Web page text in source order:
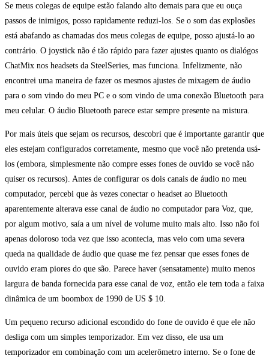
Se meus colegas de equipe estão falando alto demais para que eu ouça
passos de inimigos, posso rapidamente reduzi-los. Se o som das explosões
está abafando as chamadas dos meus colegas de equipe, posso ajustá-lo ao
contrário. O joystick não é tão rápido para fazer ajustes quanto os dialógos
ChatMix nos headsets da SteelSeries, mas funciona. Infelizmente, não
encontrei uma maneira de fazer os mesmos ajustes de mixagem de áudio
para o som vindo do meu PC e o som vindo de uma conexão Bluetooth para
meu celular. O áudio Bluetooth parece estar sempre presente na mistura.
Por mais úteis que sejam os recursos, descobri que é importante garantir que
eles estejam configurados corretamente, mesmo que você não pretenda usá-
los (embora, simplesmente não compre esses fones de ouvido se você não
quiser os recursos). Antes de configurar os dois canais de áudio no meu
computador, percebi que às vezes conectar o headset ao Bluetooth
aparentemente alterava esse canal de áudio no computador para Voz, que,
por algum motivo, saía a um nível de volume muito mais alto. Isso não foi
apenas doloroso toda vez que isso acontecia, mas veio com uma severa
queda na qualidade de áudio que quase me fez pensar que esses fones de
ouvido eram piores do que são. Parece haver (sensatamente) muito menos
largura de banda fornecida para esse canal de voz, então ele tem toda a faixa
dinâmica de um boombox de 1990 de US $ 10.
Um pequeno recurso adicional escondido do fone de ouvido é que ele não
desliga com um simples temporizador. Em vez disso, ele usa um
temporizador em combinação com um acelerômetro interno. Se o fone de